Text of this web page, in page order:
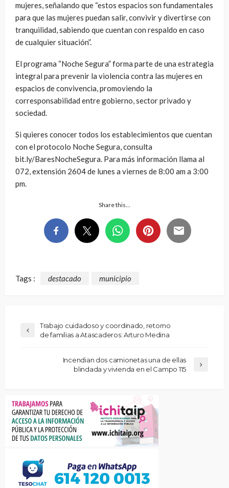
mujeres, señalando que “estos espacios son fundamentales
para que las mujeres puedan salir, convivir y divertirse con
tranquilidad, sabiendo que cuentan con respaldo en caso
de cualquier situación”.
El programa “Noche Segura” forma parte de una estrategia
integral para prevenir la violencia contra las mujeres en
espacios de convivencia, promoviendo la
corresponsabilidad entre gobierno, sector privado y
sociedad.
Si quieres conocer todos los establecimientos que cuentan
con el protocolo Noche Segura, consulta
bit.ly/BaresNocheSegura. Para más información llama al
072, extensión 2604 de lunes a viernes de 8:00 am a 3:00
pm.
Share this…
Tags : destacado municipio
Trabajo cuidadoso y coordinado, retorno
de familias a Atascaderos: Arturo Medina
Incendian dos camionetas una de ellas
blindada y vivienda en el Campo 115